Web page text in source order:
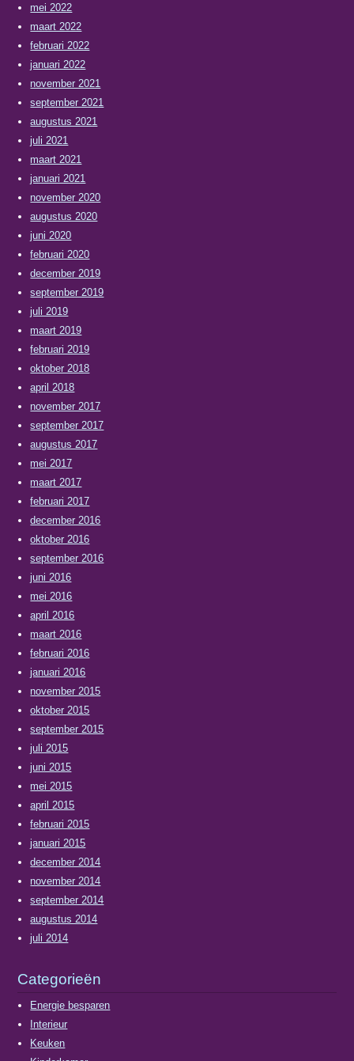
mei 2022
maart 2022
februari 2022
januari 2022
november 2021
september 2021
augustus 2021
juli 2021
maart 2021
januari 2021
november 2020
augustus 2020
juni 2020
februari 2020
december 2019
september 2019
juli 2019
maart 2019
februari 2019
oktober 2018
april 2018
november 2017
september 2017
augustus 2017
mei 2017
maart 2017
februari 2017
december 2016
oktober 2016
september 2016
juni 2016
mei 2016
april 2016
maart 2016
februari 2016
januari 2016
november 2015
oktober 2015
september 2015
juli 2015
juni 2015
mei 2015
april 2015
februari 2015
januari 2015
december 2014
november 2014
september 2014
augustus 2014
juli 2014
Categorieën
Energie besparen
Interieur
Keuken